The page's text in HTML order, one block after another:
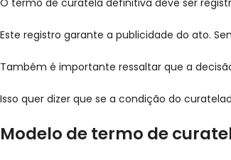
O termo de curatela definitiva deve ser
Este registro garante a publicidade do ato.
Também é importante ressaltar que a
Isso quer dizer que se a condição do
Modelo de termo de